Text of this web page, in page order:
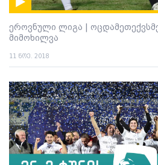
ეროვნული ლიგა |
მიმოხილვა
11 ნოე. 2018